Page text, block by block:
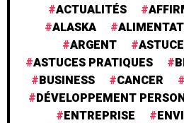
ACTUALITÉS
ALASKA
ARGENT
ASTUCES PRATIQUES
BUSINESS
CANCER
DÉVELOPPEMENT
ENTREPRISE